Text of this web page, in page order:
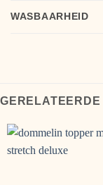
WASBAARHEID
GERELATEERDE